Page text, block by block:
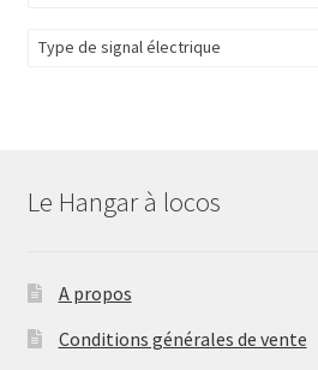
Type de signal électrique
Le Hangar à locos
A propos
Conditions générales de vente